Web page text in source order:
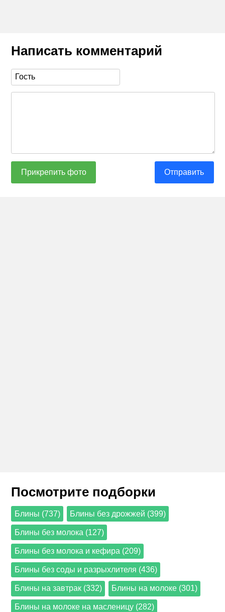
Написать комментарий
Прикрепить фото Отправить
Посмотрите подборки
Блины (737) Блины без дрожжей (399)
Блины без молока (127)
Блины без молока и кефира (209)
Блины без соды и разрыхлителя (436)
Блины на завтрак (332) Блины на молоке (301)
Блины на молоке на масленицу (282)